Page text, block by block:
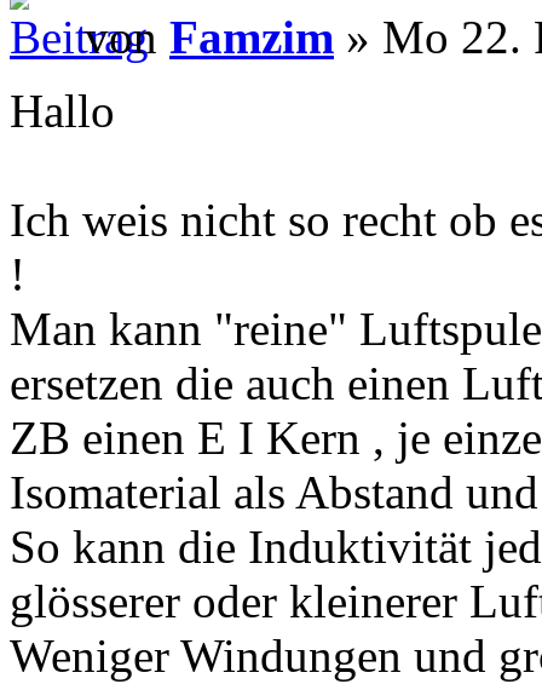
von Famzim » Mo 22.
Hallo
Ich weis nicht so recht ob
!
Man kann "reine"
ersetzen die auch einen
ZB einen E I Kern , je
Isomaterial als Abstand
So kann die Induktivität
glösserer oder kleinerer
Weniger Windungen und